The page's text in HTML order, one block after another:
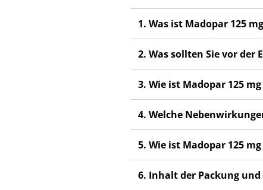
1. Was ist Madopar 125
2. Was sollten Sie vor der
3. Wie ist Madopar 125
4. Welche
5. Wie ist Madopar 125
6. Inhalt der Packung